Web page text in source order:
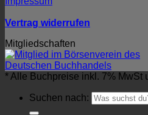
Vertrag widerrufen
Mitgliedschaften
* Alle Buchpreise inkl. 7% MwSt
Suchen nach: